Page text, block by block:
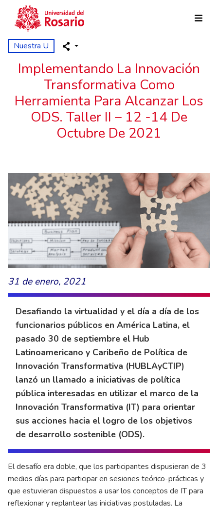
Pasar al contenido principal
Nuestra U
Implementando La Innovación
Transformativa Como
Herramienta Para Alcanzar Los
ODS. Taller II – 12 -14 De
Octubre De 2021
31 de enero, 2021
Desafiando la virtualidad y el día a día de los
funcionarios públicos en América Latina, el
pasado 30 de septiembre el Hub
Latinoamericano y Caribeño de Política de
Innovación Transformativa (HUBLAyCTIP)
lanzó un llamado a iniciativas de política
pública interesadas en utilizar el marco de la
Innovación Transformativa (IT) para orientar
sus acciones hacia el logro de los objetivos
de desarrollo sostenible (ODS).
El desafío era doble, que los participantes dispusieran de 3
medios días para participar en sesiones teórico-prácticas y
que estuvieran dispuestos a usar los conceptos de IT para
reflexionar y replantear las iniciativas postuladas. La